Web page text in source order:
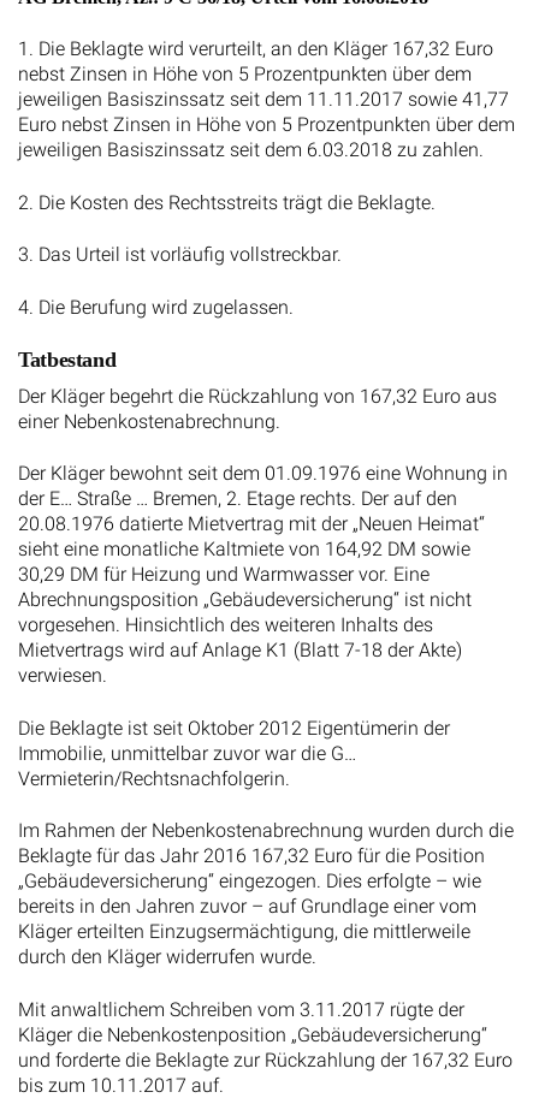
1. Die Beklagte wird verurteilt, an den Kläger 167,32 Euro
nebst Zinsen in Höhe von 5 Prozentpunkten über dem
jeweiligen Basiszinssatz seit dem 11.11.2017 sowie 41,77
Euro nebst Zinsen in Höhe von 5 Prozentpunkten über dem
jeweiligen Basiszinssatz seit dem 6.03.2018 zu zahlen.
2. Die Kosten des Rechtsstreits trägt die Beklagte.
3. Das Urteil ist vorläufig vollstreckbar.
4. Die Berufung wird zugelassen.
Tatbestand
Der Kläger begehrt die Rückzahlung von 167,32 Euro aus
einer Nebenkostenabrechnung.
Der Kläger bewohnt seit dem 01.09.1976 eine Wohnung in
der E… Straße … Bremen, 2. Etage rechts. Der auf den
20.08.1976 datierte Mietvertrag mit der „Neuen Heimat“
sieht eine monatliche Kaltmiete von 164,92 DM sowie
30,29 DM für Heizung und Warmwasser vor. Eine
Abrechnungsposition „Gebäudeversicherung“ ist nicht
vorgesehen. Hinsichtlich des weiteren Inhalts des
Mietvertrags wird auf Anlage K1 (Blatt 7-18 der Akte)
verwiesen.
Die Beklagte ist seit Oktober 2012 Eigentümerin der
Immobilie, unmittelbar zuvor war die G…
Vermieterin/Rechtsnachfolgerin.
Im Rahmen der Nebenkostenabrechnung wurden durch die
Beklagte für das Jahr 2016 167,32 Euro für die Position
„Gebäudeversicherung“ eingezogen. Dies erfolgte – wie
bereits in den Jahren zuvor – auf Grundlage einer vom
Kläger erteilten Einzugsermächtigung, die mittlerweile
durch den Kläger widerrufen wurde.
Mit anwaltlichem Schreiben vom 3.11.2017 rügte der
Kläger die Nebenkostenposition „Gebäudeversicherung“
und forderte die Beklagte zur Rückzahlung der 167,32 Euro
bis zum 10.11.2017 auf.